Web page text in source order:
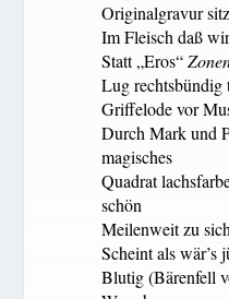
Originalgravur
Im Fleisch daß wir
Statt „Eros“
Lug rechtsbündig
Griffelode vor
Durch Mark und
magisches
Quadrat
schön
Meilenweit zu
Scheint als wär’s
Blutig (Bärenfell